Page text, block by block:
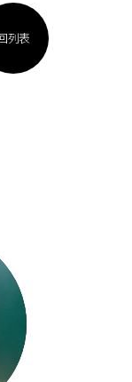
列表